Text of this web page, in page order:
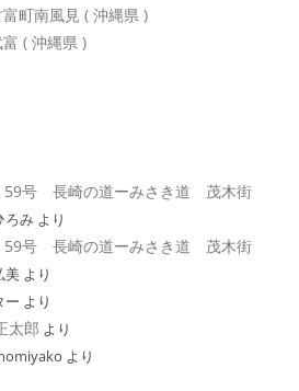
南風見 ( 沖縄県 )
( 沖縄県 )
59号 長崎の道ーみさき道 茂木街
ろみ より
59号 長崎の道ーみさき道 茂木街
美 より
ー より
太郎 より
より